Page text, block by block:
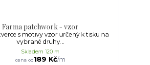
Farma patchwork - vzor
s motivy vzor určený k tisku na
vybrané druhy...
cena od189 Kč/m
Skladem 120 m